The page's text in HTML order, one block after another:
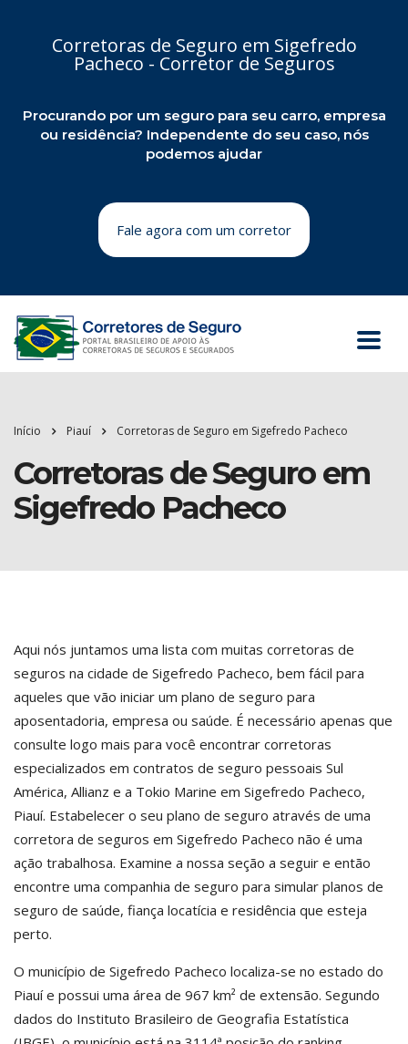
Corretoras de Seguro em Sigefredo
Pacheco - Corretor de Seguros
Procurando por um seguro para seu carro, empresa
ou residência? Independente do seu caso, nós
podemos ajudar
Fale agora com um corretor
Início Piauí Corretoras de Seguro em Sigefredo Pacheco
Corretoras de Seguro em
Sigefredo Pacheco
Aqui nós juntamos uma lista com muitas corretoras de
seguros na cidade de Sigefredo Pacheco, bem fácil para
aqueles que vão iniciar um plano de seguro para
aposentadoria, empresa ou saúde. É necessário apenas que
consulte logo mais para você encontrar corretoras
especializados em contratos de seguro pessoais Sul
América, Allianz e a Tokio Marine em Sigefredo Pacheco,
Piauí. Estabelecer o seu plano de seguro através de uma
corretora de seguros em Sigefredo Pacheco não é uma
ação trabalhosa. Examine a nossa seção a seguir e então
encontre uma companhia de seguro para simular planos de
seguro de saúde, fiança locatícia e residência que esteja
perto.
O município de Sigefredo Pacheco localiza-se no estado do
Piauí e possui uma área de 967 km² de extensão. Segundo
dados do Instituto Brasileiro de Geografia Estatística